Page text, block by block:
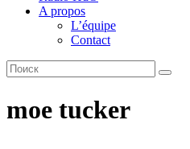
A propos
L’équipe
Contact
moe tucker